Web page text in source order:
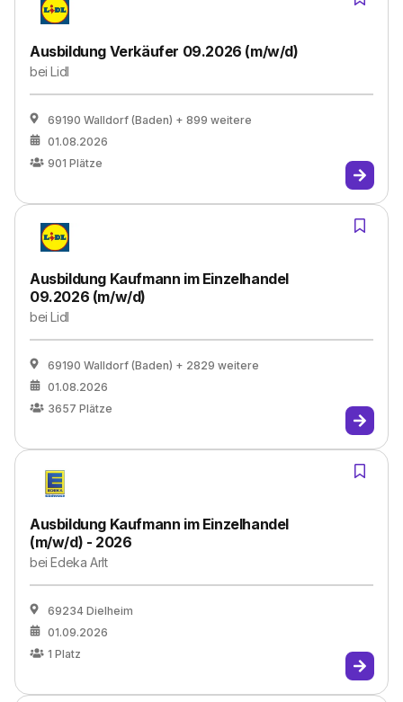
Ausbildung Verkäufer 09.2026 (m/w/d)
beiLidl
69190 Walldorf (Baden) + 899 weitere
01.08.2026
901 Plätze
Ausbildung Kaufmann im Einzelhandel
09.2026 (m/w/d)
beiLidl
69190 Walldorf (Baden) + 2829 weitere
01.08.2026
3657 Plätze
Ausbildung Kaufmann im Einzelhandel
(m/w/d) - 2026
beiEdeka Arlt
69234 Dielheim
01.09.2026
1 Platz